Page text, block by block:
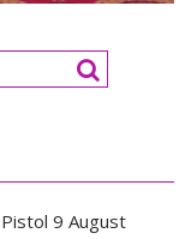
9 August